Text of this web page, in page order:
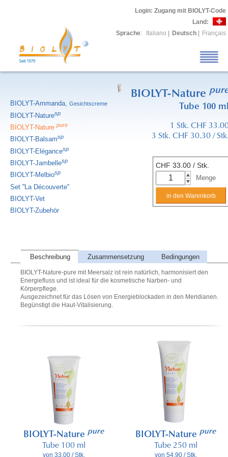
Login: Zugang mit BIOLYT-Code
Land:
Sprache: Italiano Deutsch Français
BIOLYT-Ammanda, Gesichtscreme
BIOLYT-Naturesp
BIOLYT-Naturepure
BIOLYT-Balsamsp
BIOLYT-Elégancesp
BIOLYT-Jambellesp
BIOLYT-Melbiosp
Set ''La Découverte''
BIOLYT-Vet
BIOLYT-Zubehör
BIOLYT-Nature
Tube 100
1 Stk. CHF
3 Stk. CHF 30.30 /
CHF 33.00 / Stk.
Menge
Beschreibung Zusammensetzung Bedingungen
BIOLYT-Nature-pure mit Meersalz ist rein natürlich, harmonisiert den
Energiefluss und ist ideal für die kosmetische Narben- und
Körperpflege.
Ausgezeichnet für das Lösen von Energieblockaden in den Meridianen.
Begünstigt die Haut-Vitalisierung.
BIOLYT-Nature pure
Tube 100 ml
von 33.00 / Stk.
BIOLYT-Nature pure
Tube 250 ml
von 54.90 / Stk.